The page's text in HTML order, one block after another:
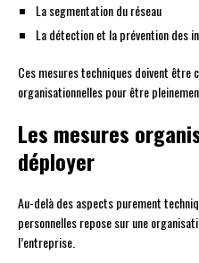
La segmentation du réseau
La détection et la prévention des
Ces mesures techniques doivent être
organisationnelles pour être
Les mesures
déployer
Au-delà des aspects purement
personnelles repose sur une
l’entreprise.